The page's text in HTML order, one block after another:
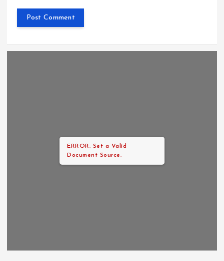
ERROR: Set a Valid
Document Source.